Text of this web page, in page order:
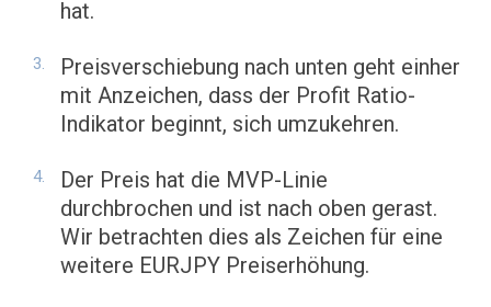
hat.
Preisverschiebung nach unten geht einher
mit Anzeichen, dass der Profit Ratio-
Indikator beginnt, sich umzukehren.
Der Preis hat die MVP-Linie
durchbrochen und ist nach oben gerast.
Wir betrachten dies als Zeichen für eine
weitere EURJPY Preiserhöhung.